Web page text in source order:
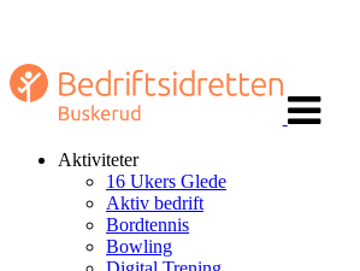
navigasjon
Aktiviteter
16 Ukers Glede
Aktiv bedrift
Bordtennis
Bowling